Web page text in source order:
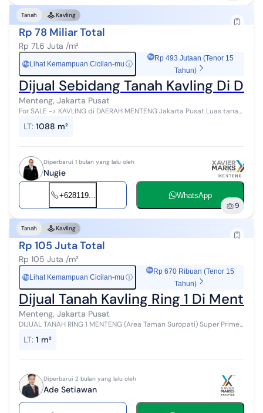
Tanah Kavling
Rp 78 Miliar Total
Rp 71,6 Juta /m²
Rp Lihat Kemampuan Cicilan-mu ⓘ
Rp 493 Jutaan (Tenor 15
Tahun)
Dijual Sebidang Tanah Kavling Di
Menteng, Jakarta Pusat
For SALE -> KAVLING di DAERAH MENTENG Jakarta Pusat Luas tanah
LT: 1088 m²
Diperbarui 1 bulan yang lalu oleh
Nugie
+628119... WhatsApp
9
Tanah Kavling
Rp 105 Juta Total
Rp 105 Juta /m²
Rp Lihat Kemampuan Cicilan-mu ⓘ
Rp 670 Ribuan (Tenor 15
Tahun)
Dijual Tanah Kavling Ring 1 Di
Menteng, Jakarta Pusat
DIJUAL TANAH RING 1 MENTENG (Area Taman Suropati) Super Prime,
tanah super prem...
LT: 1 m²
Diperbarui 2 bulan yang lalu oleh
Ade Setiawan